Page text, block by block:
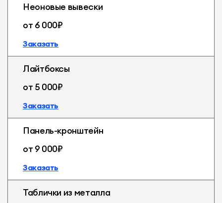
Неоновые вывески
от 6 000₽
Заказать
Лайтбоксы
от 5 000₽
Заказать
Панель-кронштейн
от 9 000₽
Заказать
Таблички из металла